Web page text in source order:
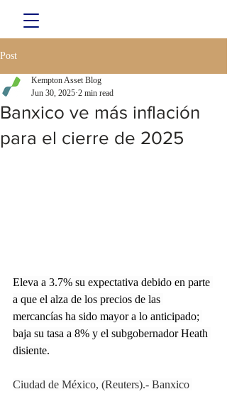
Post
Banxico ve más inflación
para el cierre de 2025
Kempton Asset Blog
Jun 30, 2025 2 min read
Eleva a 3.7% su expectativa debido en parte
a que el alza de los precios de las
mercancías ha sido mayor a lo anticipado;
baja su tasa a 8% y el subgobernador Heath
disiente.
Ciudad de México, (Reuters).- Banxico